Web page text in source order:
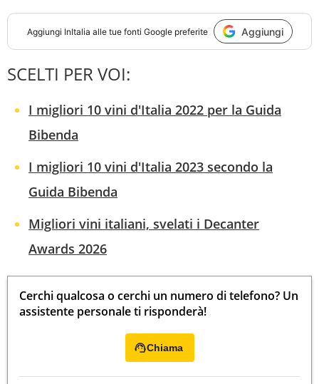
Aggiungi InItalia alle tue fonti Google preferite Aggiungi
SCELTI PER VOI:
I migliori 10 vini d'Italia 2022 per la Guida
Bibenda
I migliori 10 vini d'Italia 2023 secondo la
Guida Bibenda
Migliori vini italiani, svelati i Decanter
Awards 2026
Cerchi qualcosa o cerchi un numero di telefono? Un
assistente personale ti risponderà!
Chiama